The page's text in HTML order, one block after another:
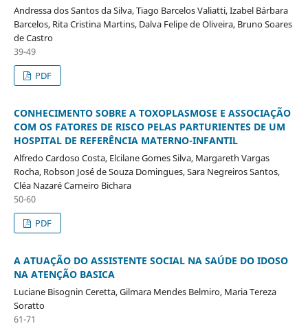
Andressa dos Santos da Silva, Tiago Barcelos Valiatti, Izabel Bárbara
Barcelos, Rita Cristina Martins, Dalva Felipe de Oliveira, Bruno Soares
de Castro
39-49
PDF
CONHECIMENTO SOBRE A TOXOPLASMOSE E ASSOCIAÇÃO
COM OS FATORES DE RISCO PELAS PARTURIENTES DE UM
HOSPITAL DE REFERÊNCIA MATERNO-INFANTIL
Alfredo Cardoso Costa, Elcilane Gomes Silva, Margareth Vargas
Rocha, Robson José de Souza Domingues, Sara Negreiros Santos,
Cléa Nazaré Carneiro Bichara
50-60
PDF
A ATUAÇÃO DO ASSISTENTE SOCIAL NA SAÚDE DO IDOSO
NA ATENÇÃO BASICA
Luciane Bisognin Ceretta, Gilmara Mendes Belmiro, Maria Tereza
Soratto
61-71